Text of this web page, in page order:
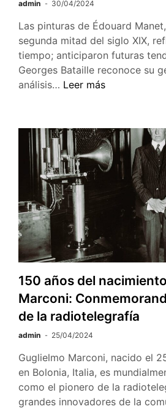
admin 30/04/2024
Las pinturas de Édouard
segunda mitad del siglo XIX,
tiempo; anticiparon futuras
Georges Bataille reconoce su
análisis… 30
de
1883,
muere
el
pintor
Édouard
Manet
Leer más
150 años del
Marconi:
de la radiotelegrafía
admin 25/04/2024
Guglielmo Marconi, nacido el
en Bolonia, Italia, es
como el pionero de la
grandes innovadores de la